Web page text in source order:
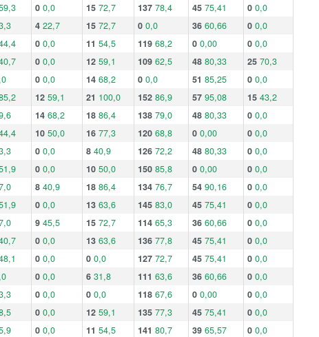
0 0,0 15 72,7 137 78,4 45 75,41 0 0,0
4 22,7 15 72,7 0 0,0 36 60,66 0 0,0
0 0,0 11 54,5 119 68,2 0 0,00 0 0,0
0 0,0 12 59,1 109 62,5 48 80,33 25 70,3
0 0,0 14 68,2 0 0,0 51 85,25 0 0,0
12 59,1 21 100,0 152 86,9 57 95,08 15 43,2
14 68,2 18 86,4 138 79,0 48 80,33 0 0,0
10 50,0 16 77,3 120 68,8 0 0,00 0 0,0
0 0,0 8 40,9 126 72,2 48 80,33 0 0,0
0 0,0 10 50,0 150 85,8 0 0,00 0 0,0
8 40,9 18 86,4 134 76,7 54 90,16 0 0,0
0 0,0 13 63,6 145 83,0 45 75,41 0 0,0
9 45,5 15 72,7 114 65,3 36 60,66 0 0,0
0 0,0 13 63,6 136 77,8 45 75,41 0 0,0
0 0,0 0 0,0 127 72,7 45 75,41 0 0,0
0 0,0 6 31,8 111 63,6 36 60,66 0 0,0
0 0,0 0 0,0 118 67,6 0 0,00 0 0,0
0 0,0 12 59,1 135 77,3 45 75,41 0 0,0
0 0,0 11 54,5 141 80,7 39 65,57 0 0,0